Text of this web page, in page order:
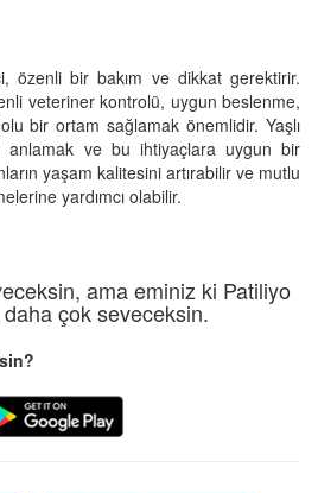
özenli bir bakım ve dikkat gerektirir.
veteriner kontrolü, uygun beslenme,
bir ortam sağlamak önemlidir. Yaşlı
anlamak ve bu ihtiyaçlara uygun bir
yaşam kalitesini artırabilir ve mutlu
yardımcı olabilir.
ama eminiz ki Patiliyo
daha çok seveceksin.